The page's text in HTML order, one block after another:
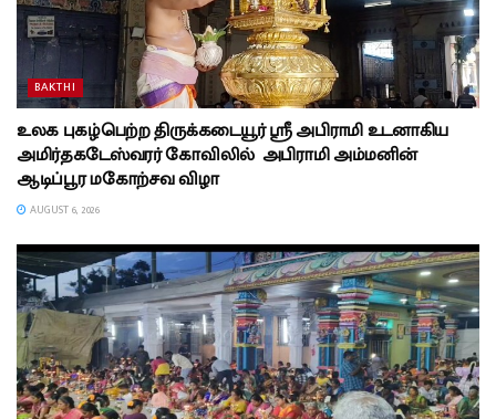
BAKTHI
உலக புகழ்பெற்ற திருக்கடையூர் ஸ்ரீ அபிராமி உடனாகிய
அமிர்தகடேஸ்வரர் கோவிலில் அபிராமி அம்மனின்
ஆடிப்பூர மகோற்சவ விழா
AUGUST 6, 2026